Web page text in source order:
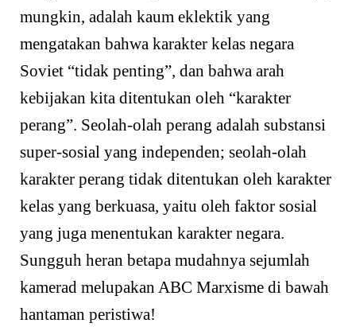
mungkin, adalah kaum eklektik yang
mengatakan bahwa karakter kelas negara
Soviet “tidak penting”, dan bahwa arah
kebijakan kita ditentukan oleh “karakter
perang”. Seolah-olah perang adalah substansi
super-sosial yang independen; seolah-olah
karakter perang tidak ditentukan oleh karakter
kelas yang berkuasa, yaitu oleh faktor sosial
yang juga menentukan karakter negara.
Sungguh heran betapa mudahnya sejumlah
kamerad melupakan ABC Marxisme di bawah
hantaman peristiwa!